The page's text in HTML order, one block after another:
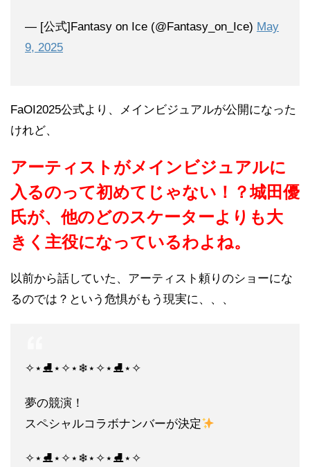
— [公式]Fantasy on Ice (@Fantasy_on_Ice) May
9, 2025
FaOI2025公式より、メインビジュアルが公開になった
けれど、
アーティストがメインビジュアルに
入るのって初めてじゃない！？城田優
氏が、他のどのスケーターよりも大
きく主役になっているわよね。
以前から話していた、アーティスト頼りのショーにな
るのでは？という危惧がもう現実に、、、
✧⋆⛸⋆✧⋆❄⋆✧⋆⛸⋆✧
夢の競演！
スペシャルコラボナンバーが決定
✧⋆⛸⋆✧⋆❄⋆✧⋆⛸⋆✧